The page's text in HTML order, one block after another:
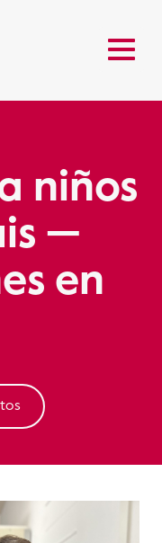
niños
—
en